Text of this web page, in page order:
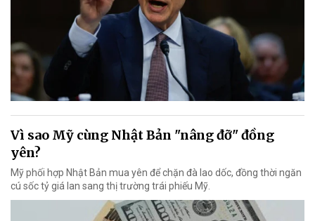
Vì sao Mỹ cùng Nhật Bản "nâng đỡ" đồng
yên?
Mỹ phối hợp Nhật Bản mua yên để chặn đà lao dốc, đồng thời ngăn
cú sốc tỷ giá lan sang thị trường trái phiếu Mỹ.